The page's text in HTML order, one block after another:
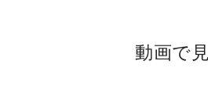
動画で